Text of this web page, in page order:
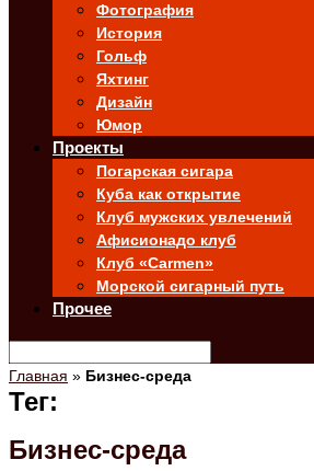
Фотография
История
Гольф
Яхтинг
Дизайн
Юмор
Проекты
Погарская сигара
Куба как открытие
Клуб мужских увлечений
Афисионадо клуб
Клуб «Carmen»
Морской сигарный путь
Прочее
Главная » Бизнес-среда
Тег:
Бизнес-среда